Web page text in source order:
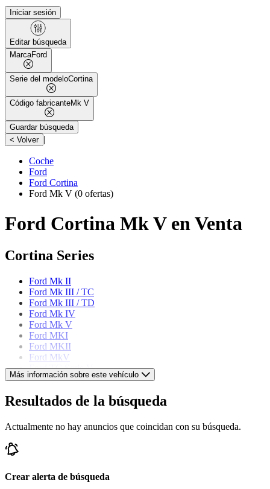
Iniciar sesión
Editar búsqueda
MarcaFord
Serie del modeloCortina
Código fabricanteMk V
Guardar búsqueda
< Volver |
Coche
Ford
Ford Cortina
Ford Mk V (0 ofertas)
Ford Cortina Mk V en Venta
Cortina Series
Ford Mk II
Ford Mk III / TC
Ford Mk III / TD
Ford Mk IV
Ford Mk V
Ford MKI
Ford MKII
Ford MkV
Ford TC Serie V
Ford models
Ford Escort
Ford Model A
Más información sobre este vehículo
Resultados de la búsqueda
Actualmente no hay anuncios que coincidan con su búsqueda.
Crear alerta de búsqueda